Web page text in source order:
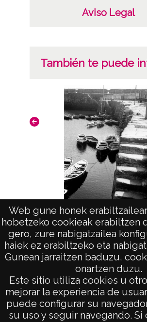
Web gune honek
hobetzeko cookieak erabiltzen
gero, zure nabigatzailea
haiek ez erabiltzeko eta
Gunean jarraitzen baduzu,
onartzen duzu.
Este sitio utiliza cookies u
mejorar la experiencia de
puede configurar su
su uso y seguir navegando. Si
Nº de identificación: 18944
negativo: R. 167 / F. 1 / N. 21
Licencia de las
CC BY-NC-SA 4.0
Aviso Legal
También te puede
Puerto (GETARIA)
AVISO LEGAL
POLÍTICA DE PRIVACIDAD
ACCESIBILIDAD
ATENCIÓN CIUDADANA